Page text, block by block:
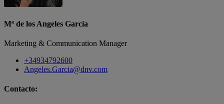
Mª de los Angeles García
Marketing & Communication Manager
+34934792600
Angeles.Garcia@dnv.com
Contacto: